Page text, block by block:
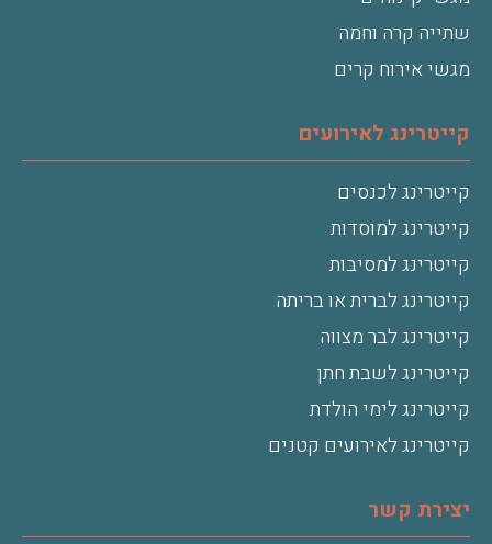
שתייה קרה וחמה
מגשי אירוח קרים
קייטרינג לאירועים
קייטרינג לכנסים
קייטרינג למוסדות
קייטרינג למסיבות
קייטרינג לברית או בריתה
קייטרינג לבר מצווה
קייטרינג לשבת חתן
קייטרינג לימי הולדת
קייטרינג לאירועים קטנים
יצירת קשר